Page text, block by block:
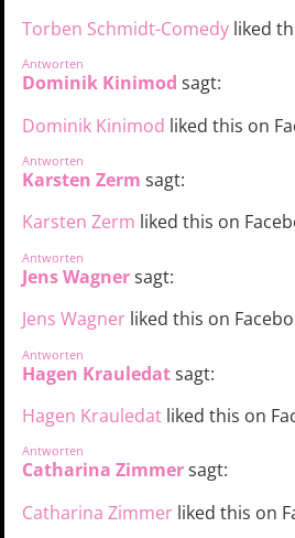
Torben Schmidt-Comedy liked
Antworten
Dominik Kinimod sagt:
Dominik Kinimod liked this on
Antworten
Karsten Zerm sagt:
Karsten Zerm liked this on
Antworten
Jens Wagnersagt:
Jens Wagner liked this on
Antworten
Hagen Krauledatsagt:
Hagen Krauledat liked this on
Antworten
Catharina Zimmersagt:
Catharina Zimmer liked this on